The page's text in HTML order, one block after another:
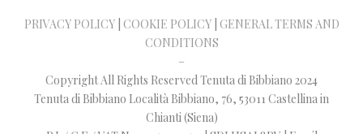
PRIVACY POLICY| COOKIE POLICY| GENERAL TERMS AND
CONDITIONS
–
Copyright All Rights Reserved Tenuta di Bibbiano 2024
Tenuta di Bibbiano Località Bibbiano, 76, 53011 Castellina in
Chianti (Siena)